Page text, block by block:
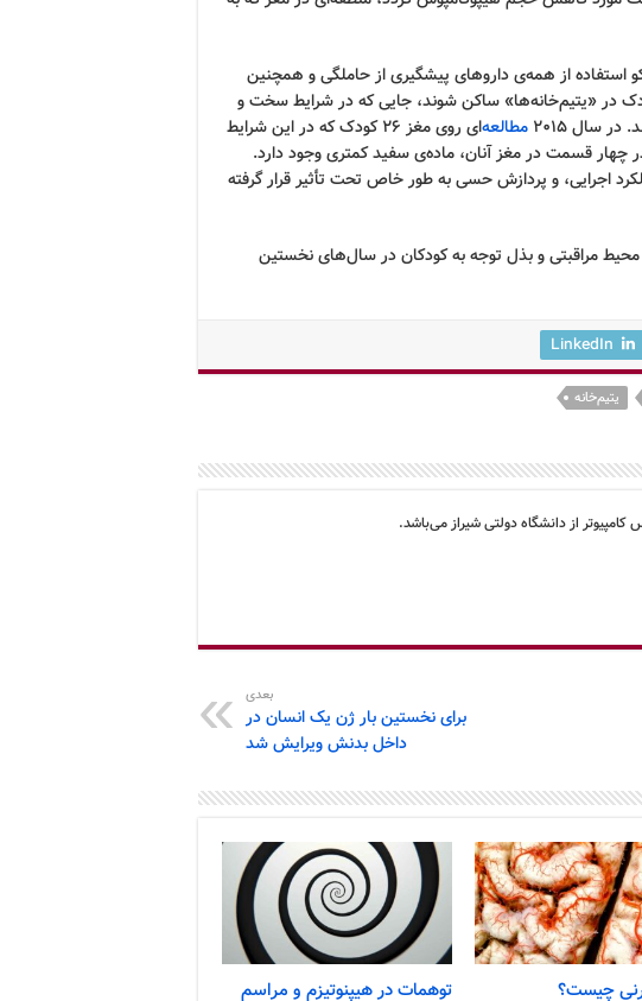
چائوشسکو استفاده از همه‌ی داروهای پیشگیری از حاملگی و همچنین
در «یتیم‌خانه‌ها» ساکن شوند، جایی که در شرایط سخت و
سال 2015
مطالعه‌
ای روی مغز 26 کودک که در این شرایط
قسمت در مغز آنان، ماده‌ی سفید کمتری وجود دارد.
اجرایی، و پردازش حسی به طور خاص تحت تأثیر قرار گرفته
مراقبتی و بذل توجه به کودکان در سال‌های نخستین
LinkedIn
یتیم‌خانه
از دانشگاه دولتی شیراز می‌باشد.
بعدی
برای نخستین بار ژن یک انسان در
داخل بدنش ویرایش شد
چیست؟
توهمات در هیپنوتیزم و مراسم